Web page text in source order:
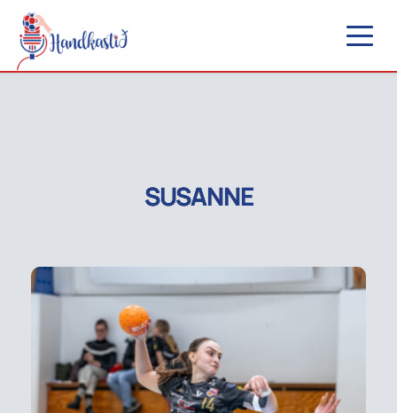
SUSANNE